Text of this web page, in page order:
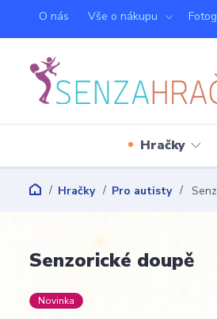
O nás Vše o nákupu
Hračky
Hračky Pro autisty
Senzorické doupě
Novinka